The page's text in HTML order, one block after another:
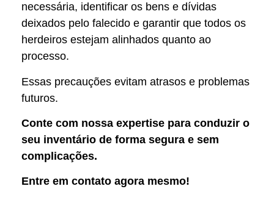
necessária, identificar os bens e dívidas
deixados pelo falecido e garantir que todos os
herdeiros estejam alinhados quanto ao
processo.
Essas precauções evitam atrasos e problemas
futuros.
Conte com nossa expertise para conduzir o
seu inventário de forma segura e sem
complicações.
Entre em contato agora mesmo!